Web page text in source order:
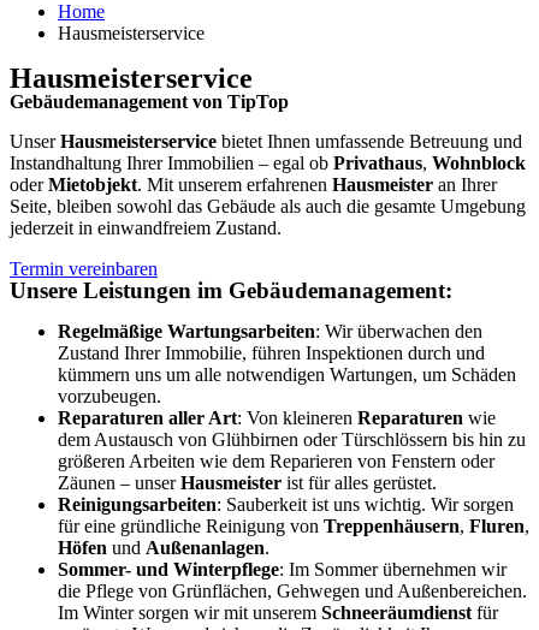
Home
Hausmeisterservice
Hausmeisterservice
Gebäudemanagement von TipTop
UnserHausmeisterservice bietet Ihnen umfassende Betreuung und
Instandhaltung Ihrer Immobilien – egal ob Privathaus, Wohnblock
oderMietobjekt. Mit unserem erfahrenen Hausmeister an Ihrer
Seite, bleiben sowohl das Gebäude als auch die gesamte Umgebung
jederzeit in einwandfreiem Zustand.
Termin vereinbaren
Unsere Leistungen im Gebäudemanagement:
Regelmäßige Wartungsarbeiten: Wir überwachen den
Zustand Ihrer Immobilie, führen Inspektionen durch und
kümmern uns um alle notwendigen Wartungen, um Schäden
vorzubeugen.
Reparaturen aller Art: Von kleineren Reparaturen wie
dem Austausch von Glühbirnen oder Türschlössern bis hin zu
größeren Arbeiten wie dem Reparieren von Fenstern oder
Zäunen – unserHausmeister ist für alles gerüstet.
Reinigungsarbeiten: Sauberkeit ist uns wichtig. Wir sorgen
für eine gründliche Reinigung von Treppenhäusern, Fluren,
Höfen und Außenanlagen.
Sommer- und Winterpflege: Im Sommer übernehmen wir
die Pflege von Grünflächen, Gehwegen und Außenbereichen.
Im Winter sorgen wir mit unserem Schneeräumdienst für